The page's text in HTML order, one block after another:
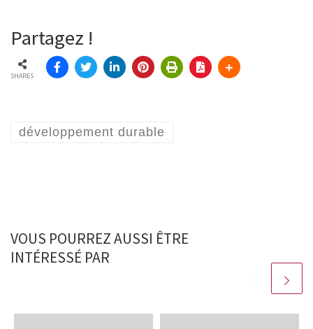
Partagez !
SHARES
développement durable
VOUS POURREZ AUSSI ÊTRE
INTÉRESSÉ PAR